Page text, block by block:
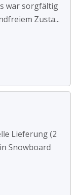
war sorgfältig
Zusta...
Lieferung (2
Snowboard